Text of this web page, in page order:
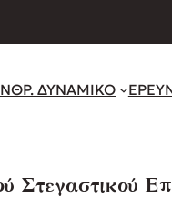
ΔΥΝΑΜΙΚΟ
Στεγαστικού